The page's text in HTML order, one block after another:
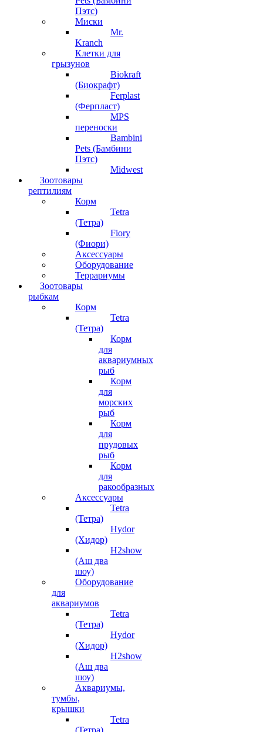
Пэтс)
Миски
Mr.
Kranch
Клетки для
грызунов
Biokraft
(Биокрафт)
Ferplast
(Ферпласт)
MPS
переноски
Bambini
Pets (Бамбини
Пэтс)
Midwest
Зоотовары
рептилиям
Корм
Tetra
(Тетра)
Fiory
(Фиори)
Аксессуары
Оборудование
Террариумы
Зоотовары
рыбкам
Корм
Tetra
(Тетра)
Корм
для
аквариумных
рыб
Корм
для
морских
рыб
Корм
для
прудовых
рыб
Корм
для
ракообразных
Аксессуары
Tetra
(Тетра)
Hydor
(Хидор)
H2show
(Аш два
шоу)
Оборудование
для
аквариумов
Tetra
(Тетра)
Hydor
(Хидор)
H2show
(Аш два
шоу)
Аквариумы,
тумбы,
крышки
Tetra
(Тетра)